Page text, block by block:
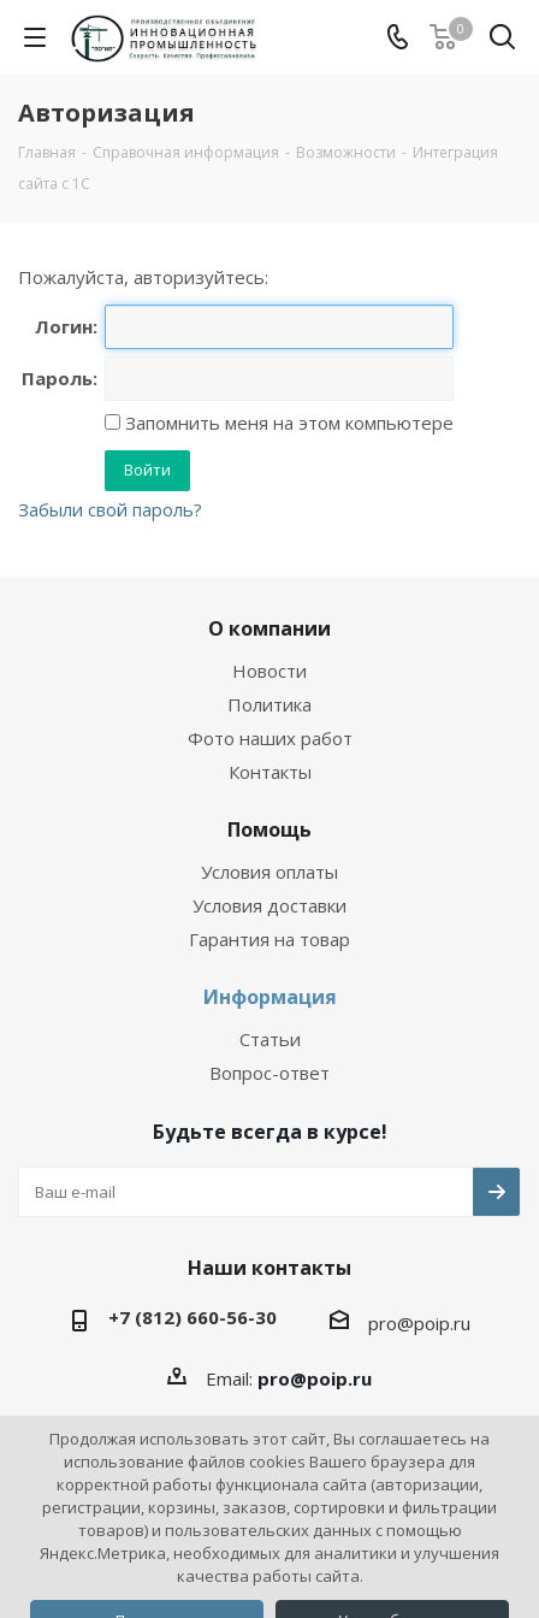
0
Авторизация
Главная - Справочная информация - Возможности - Интеграция
сайта с 1С
Пожалуйста, авторизуйтесь:
Логин:
Пароль:
Запомнить меня на этом компьютере
Забыли свой пароль?
О компании
Новости
Политика
Фото наших работ
Контакты
Помощь
Условия оплаты
Условия доставки
Гарантия на товар
Информация
Статьи
Вопрос-ответ
Будьте всегда в курсе!
Наши контакты
+7 (812) 660-56-30 pro@poip.ru
Email: pro@poip.ru
2026 © ПО "Инновационная промышленность"
Продолжая использовать этот сайт, Вы соглашаетесь на
использование файлов cookies Вашего браузера для
корректной работы функционала сайта (авторизации,
регистрации, корзины, заказов, сортировки и фильтрации
товаров) и пользовательских данных с помощью
Яндекс.Метрика, необходимых для аналитики и улучшения
качества работы сайта.